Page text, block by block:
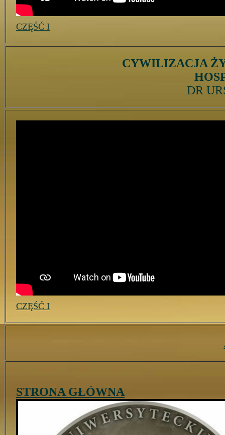
CZĘŚĆ I
CYWILIZACJA
DR
CZĘŚĆ I
STRONA GŁÓWNA